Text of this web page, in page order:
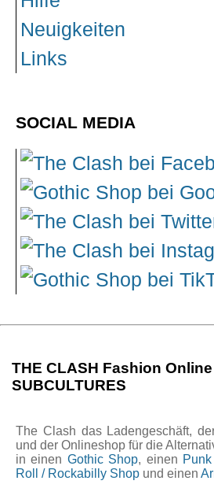
Neuigkeiten
Links
SOCIAL MEDIA
THE CLASH Fashion Online
SUBCULTURES
The Clash das Ladengeschäft,
und der Onlineshop für die
in einen Gothic Shop, einen
Roll / Rockabilly Shop und einen